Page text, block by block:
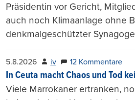
Präsidentin vor Gericht,
auch noch Klimaanlage ohne
denkmalgeschützter
5.8.2026 iv 12 Kommentare
In Ceuta macht Chaos und Tod
Viele Marrokaner ertranken,